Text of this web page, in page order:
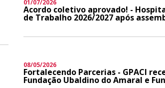
01/07/2026
Acordo coletivo aprovado! -
de Trabalho 2026/2027 após
08/05/2026
Fortalecendo Parcerias - GPACI
Fundação Ubaldino do Amaral e